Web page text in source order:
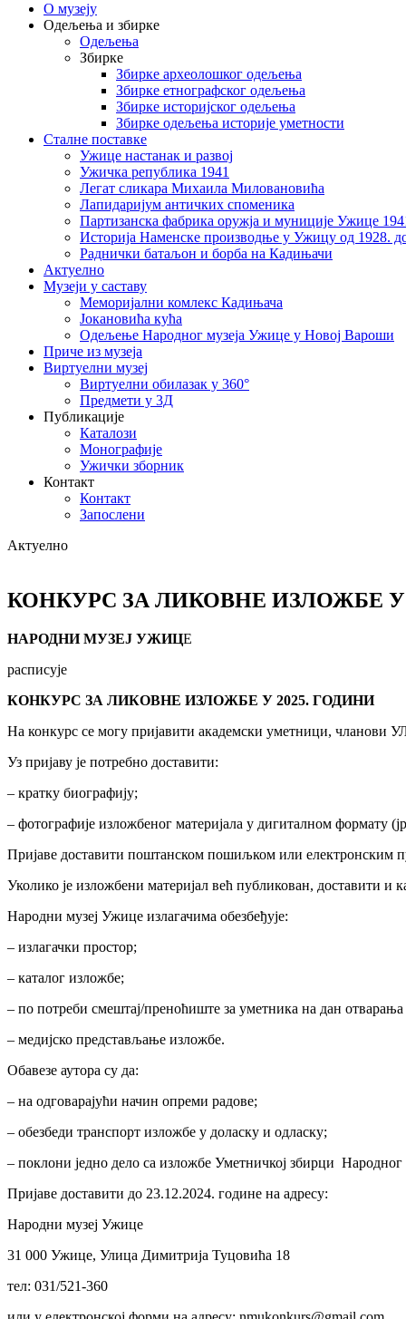
О музеју
Одељења и збирке
Одељења
Збирке
Збирке археолошког одељења
Збирке етнографског одељења
Збирке историјског одељења
Збирке одељења историје уметности
Сталне поставке
Ужице настанак и развој
Ужичка република 1941
Легат сликара Михаила Миловановића
Лапидаријум античких споменика
Партизанска фабрика оружја и муниције Ужице
Историја Наменске производње у Ужицу од 1928.
Раднички батаљон и борба на Кадињачи
Актуелно
Музеји у саставу
Меморијални комлекс Кадињача
Јокановића кућа
Oдељење Народног музеја Ужице у Новој Вароши
Приче из музеја
Виртуелни музеј
Виртуелни обилазак у 360°
Предмети у 3Д
Публикације
Каталози
Монографије
Ужички зборник
Контакт
Контакт
Запослени
Актуелно
КОНКУРС ЗА ЛИКОВНЕ ИЗЛОЖБЕ У
НАРОДНИ МУЗЕЈ УЖИЦЕ
расписује
КОНКУРС ЗА ЛИКОВНЕ ИЗЛОЖБЕ У 2025. ГОДИНИ
На конкурс се могу пријавити академски уметници,
Уз пријаву је потребно доставити:
– кратку биографију;
– фотографије изложбеног материјала у дигиталном формату
Пријаве доставити поштанском пошиљком или електронским
Уколико је изложбени материјал већ публикован, доставити и
Народни музеј Ужице излагачима обезбеђује:
– излагачки простор;
– каталог изложбе;
– по потреби смештај/преноћиште за уметника на дан
– медијско представљање изложбе.
Обавезe аутора су да:
– на одговарајући начин опреми радове;
– обезбеди транспорт изложбе у доласку и одласку;
– поклони једно дело са изложбе Уметничкој збирци
Пријаве доставити до 23.12.2024. године на адресу:
Народни музеј Ужице
31 000 Ужице, Улица Димитрија Туцовића 18
тел: 031/521-360